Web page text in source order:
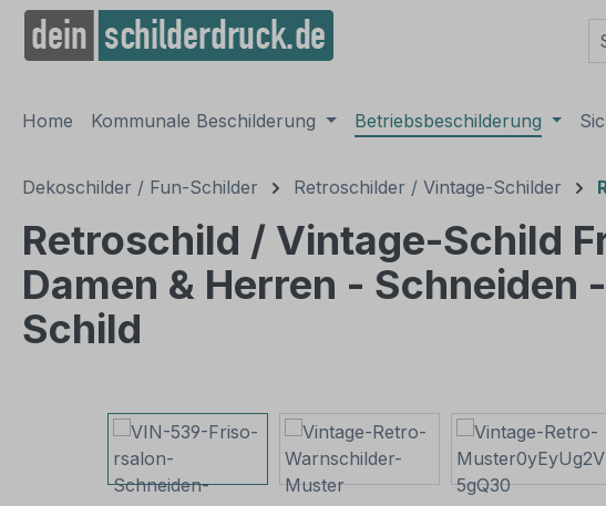
Zur Hauptnavigation springen
Home Kommunale Beschilderung Betriebsbeschilderung
Dekoschilder / Fun-Schilder Retroschilder / Vintage-Schilder
Retroschild / Vintage-Schild
Damen & Herren -
Schild
Bildergalerie überspringen